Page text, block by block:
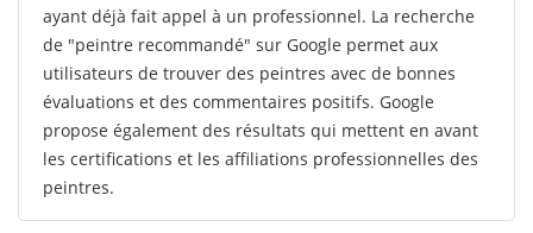
ayant déjà fait appel à un professionnel. La recherche
de "peintre recommandé" sur Google permet aux
utilisateurs de trouver des peintres avec de bonnes
évaluations et des commentaires positifs. Google
propose également des résultats qui mettent en avant
les certifications et les affiliations professionnelles des
peintres.